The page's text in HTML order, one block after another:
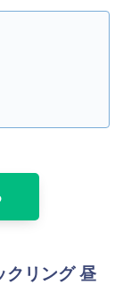
クリング 昼